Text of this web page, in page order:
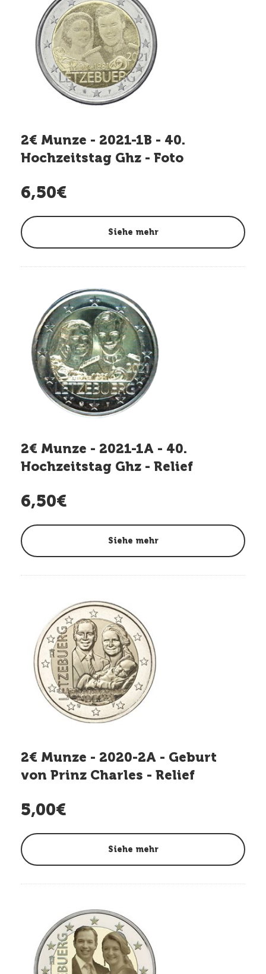
2€ Munze - 2021-1B - 40.
Hochzeitstag Ghz - Foto
6,50€
Siehe mehr
2€ Munze - 2021-1A - 40.
Hochzeitstag Ghz - Relief
6,50€
Siehe mehr
2€ Munze - 2020-2A - Geburt
von Prinz Charles - Relief
5,00€
Siehe mehr